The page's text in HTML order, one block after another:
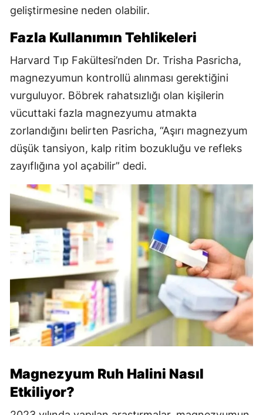
geliştirmesine neden olabilir.
Fazla Kullanımın Tehlikeleri
Harvard Tıp Fakültesi’nden Dr. Trisha Pasricha,
magnezyumun kontrollü alınması gerektiğini
vurguluyor. Böbrek rahatsızlığı olan kişilerin
vücuttaki fazla magnezyumu atmakta
zorlandığını belirten Pasricha, “Aşırı magnezyum
düşük tansiyon, kalp ritim bozukluğu ve refleks
zayıflığına yol açabilir” dedi.
Magnezyum Ruh Halini Nasıl
Etkiliyor?